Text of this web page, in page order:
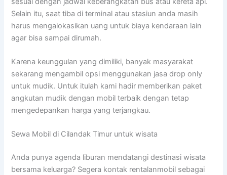
Selain itu, saat tiba di terminal atau stasiun anda masih
harus mengalokasikan uang untuk biaya kendaraan lain
agar bisa sampai dirumah.
Karena keunggulan yang dimiliki, banyak masyarakat
sekarang mengambil opsi menggunakan jasa drop only
untuk mudik. Untuk itulah kami hadir memberikan paket
angkutan mudik dengan mobil terbaik dengan tetap
mengedepankan harga yang terjangkau.
Sewa Mobil di Cilandak Timur untuk wisata
Anda punya agenda liburan mendatangi destinasi wisata
bersama keluarga? Segera kontak rentalanmobil sebagai